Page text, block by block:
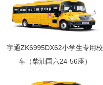
宇通ZK6995DX62小学生专用校
车（柴油国六24-56座）